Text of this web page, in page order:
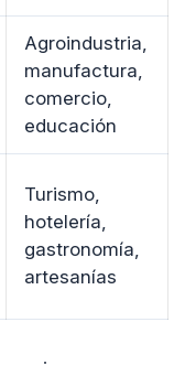
Agroindustria,
manufactura,
comercio,
educación
Turismo,
hotelería,
gastronomía,
artesanías